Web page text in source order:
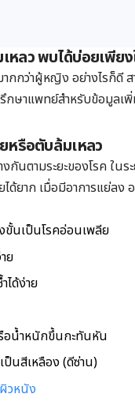
หลว พบได้บ่อยเพีย
กกว่าผู้หญิง อย่างไรก็ดี ส
กษาแพทย์สำหรับข้อมูลเ
หรือตับล้มเหลว
กันตามระยะของโรค ในร
ด้ยาก เมื่อมีอาการแย่ลง
ขั้นเป็นโรคอ่อนเพลีย
ย
ได้ง่าย
อน้ำหนักขึ้นกะทันหัน
ป็นสีเหลือง (ดีซ่าน)
วหนัง